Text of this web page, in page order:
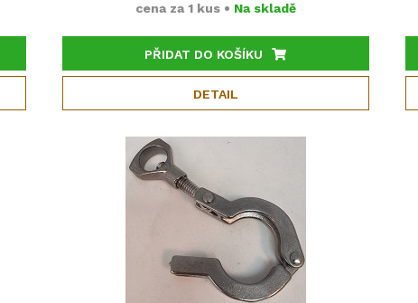
cena za 1 kus • Na skladě
PŘIDAT DO KOŠÍKU
DETAIL